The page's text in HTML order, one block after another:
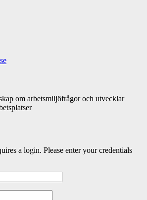
om arbetsmiljöfrågor och utvecklar
a login. Please enter your credentials